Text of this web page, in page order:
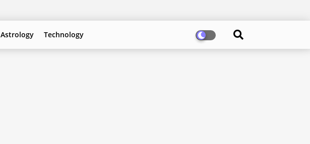
Astrology Technology